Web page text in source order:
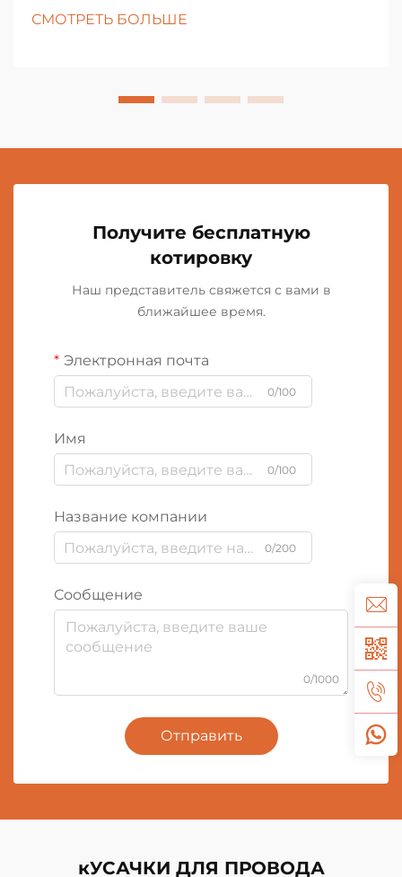
СМОТРЕТЬ БОЛЬШЕ
Получите бесплатную
котировку
Наш представитель свяжется с вами в
ближайшее время.
Электронная почта
0/100
Имя
0/100
Название компании
0/200
Сообщение
0/1000
Отправить
кУСАЧКИ ДЛЯ ПРОВОДА